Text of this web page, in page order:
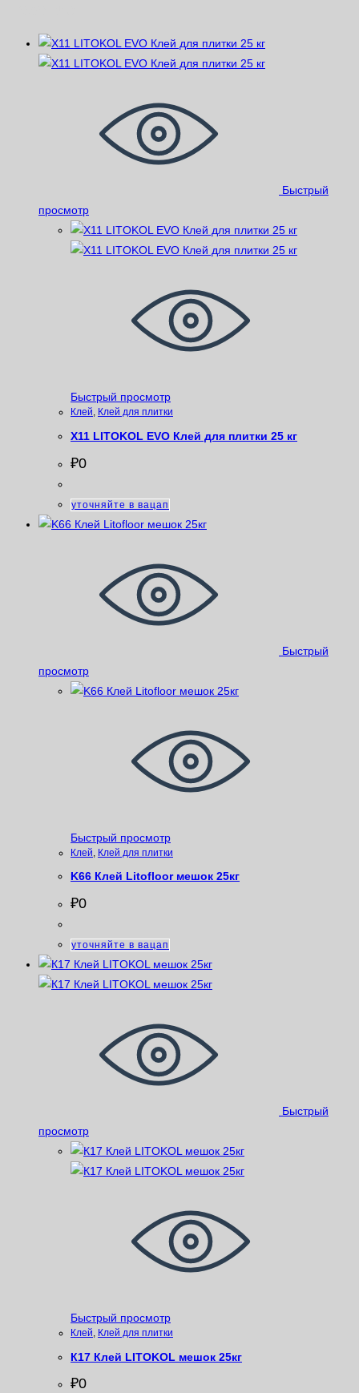
Быстрый
просмотр
Быстрый просмотр
Клей, Клей для плитки
X11 LITOKOL EVO Клей для плитки 25 кг
₽0
уточняйте в вацап
Быстрый
просмотр
Быстрый просмотр
Клей Клей для плитки
K66 Клей Litofloor мешок 25кг
₽0
уточняйте в вацап
Быстрый
просмотр
Быстрый просмотр
Клей, Клей для плитки
К17 Клей LITOKOL мешок 25кг
₽0